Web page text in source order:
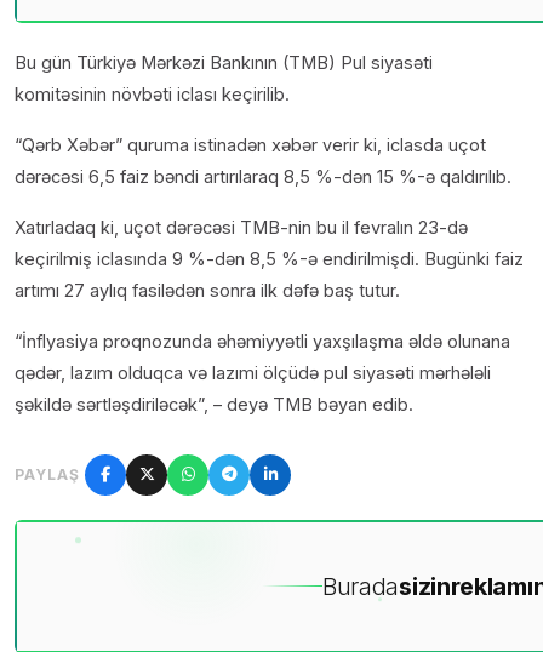
Bu gün Türkiyə Mərkəzi Bankının (TMB) Pul siyasəti
komitəsinin növbəti iclası keçirilib.
“Qərb Xəbər” quruma istinadən xəbər verir ki, iclasda uçot
dərəcəsi 6,5 faiz bəndi artırılaraq 8,5 %-dən 15 %-ə qaldırılıb.
Xatırladaq ki, uçot dərəcəsi TMB-nin bu il fevralın 23-də
keçirilmiş iclasında 9 %-dən 8,5 %-ə endirilmişdi. Bugünki faiz
artımı 27 aylıq fasilədən sonra ilk dəfə baş tutur.
“İnflyasiya proqnozunda əhəmiyyətli yaxşılaşma əldə olunana
qədər, lazım olduqca və lazımi ölçüdə pul siyasəti mərhələli
şəkildə sərtləşdiriləcək”, – deyə TMB bəyan edib.
PAYLAŞ
Buradasizin